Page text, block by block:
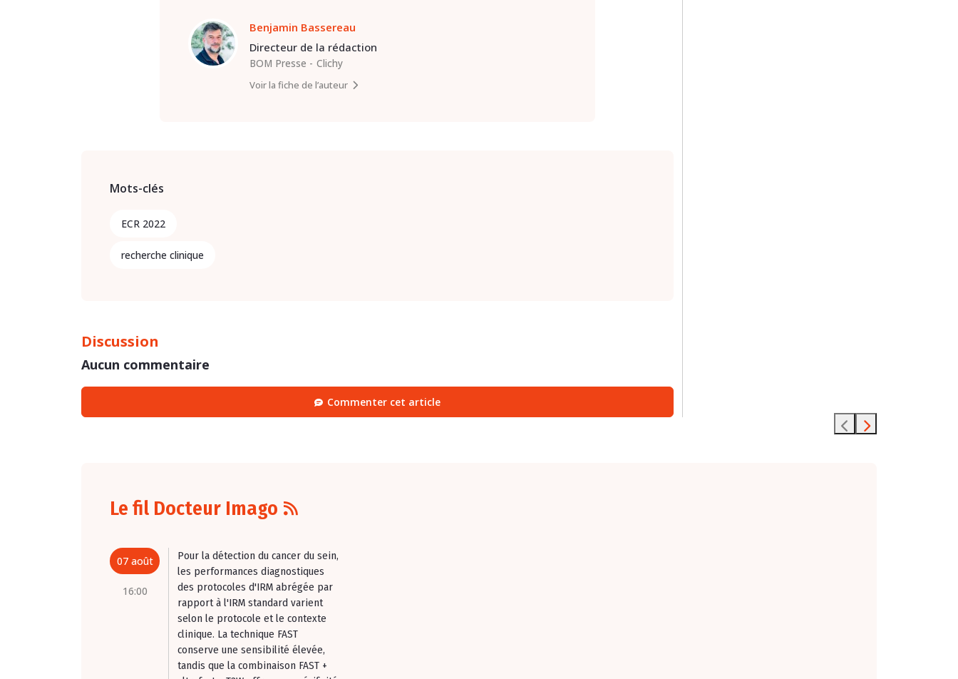
Benjamin Bassereau
Directeur de la rédaction
BOM Presse
Clichy
Voir la fiche de l’auteur
Mots-clés
ECR 2022
recherche clinique
Discussion
Aucun commentaire
Commenter cet article
Le fil Docteur Imago
07 août
16:00
Pour la détection du cancer du sein,
les performances diagnostiques
des protocoles d'IRM abrégée par
rapport à l'IRM standard varient
selon le protocole et le contexte
clinique. La technique FAST
conserve une sensibilité élevée,
tandis que la combinaison FAST +